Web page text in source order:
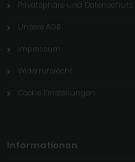
Privatsphäre und Datenschutz
Unsere AGB
Impressum
Widerrufsrecht
Cookie Einstellungen
Informationen